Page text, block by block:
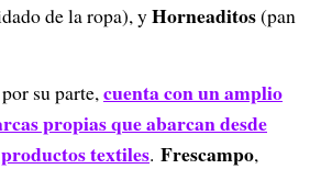
de la ropa), yHorneaditos(pan
su parte,cuenta con un amplio
propias que abarcan desde
textiles. Frescampo,